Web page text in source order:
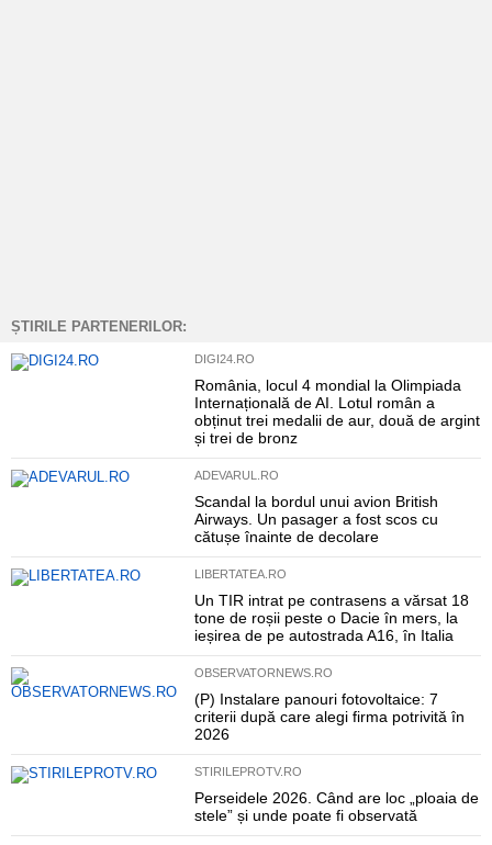
ȘTIRILE PARTENERILOR:
DIGI24.RO
România, locul 4 mondial la Olimpiada
Internațională de AI. Lotul român a
obținut trei medalii de aur, două de argint
și trei de bronz
ADEVARUL.RO
Scandal la bordul unui avion British
Airways. Un pasager a fost scos cu
cătușe înainte de decolare
LIBERTATEA.RO
Un TIR intrat pe contrasens a vărsat 18
tone de roșii peste o Dacie în mers, la
ieșirea de pe autostrada A16, în Italia
OBSERVATORNEWS.RO
(P) Instalare panouri fotovoltaice: 7
criterii după care alegi firma potrivită în
2026
STIRILEPROTV.RO
Perseidele 2026. Când are loc „ploaia de
stele” și unde poate fi observată